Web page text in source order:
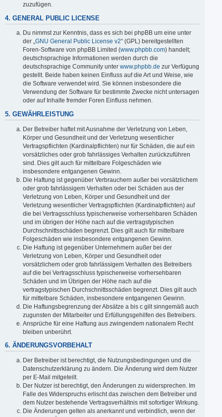
zuzufügen.
4. GENERAL PUBLIC LICENSE
Du nimmst zur Kenntnis, dass es sich bei phpBB um eine unter
der „GNU General Public License v2“ (GPL) bereitgestellten
Foren-Software von phpBB Limited (www.phpbb.com) handelt;
deutschsprachige Informationen werden durch die
deutschsprachige Community unter www.phpbb.de zur Verfügung
gestellt. Beide haben keinen Einfluss auf die Art und Weise, wie
die Software verwendet wird. Sie können insbesondere die
Verwendung der Software für bestimmte Zwecke nicht untersagen
oder auf Inhalte fremder Foren Einfluss nehmen.
5. GEWÄHRLEISTUNG
Der Betreiber haftet mit Ausnahme der Verletzung von Leben,
Körper und Gesundheit und der Verletzung wesentlicher
Vertragspflichten (Kardinalpflichten) nur für Schäden, die auf ein
vorsätzliches oder grob fahrlässiges Verhalten zurückzuführen
sind. Dies gilt auch für mittelbare Folgeschäden wie
insbesondere entgangenen Gewinn.
Die Haftung ist gegenüber Verbrauchern außer bei vorsätzlichem
oder grob fahrlässigem Verhalten oder bei Schäden aus der
Verletzung von Leben, Körper und Gesundheit und der
Verletzung wesentlicher Vertragspflichten (Kardinalpflichten) auf
die bei Vertragsschluss typischerweise vorhersehbaren Schäden
und im übrigen der Höhe nach auf die vertragstypischen
Durchschnittsschäden begrenzt. Dies gilt auch für mittelbare
Folgeschäden wie insbesondere entgangenen Gewinn.
Die Haftung ist gegenüber Unternehmern außer bei der
Verletzung von Leben, Körper und Gesundheit oder
vorsätzlichem oder grob fahrlässigem Verhalten des Betreibers
auf die bei Vertragsschluss typischerweise vorhersehbaren
Schäden und im Übrigen der Höhe nach auf die
vertragstypischen Durchschnittsschäden begrenzt. Dies gilt auch
für mittelbare Schäden, insbesondere entgangenen Gewinn.
Die Haftungsbegrenzung der Absätze a bis c gilt sinngemäß auch
zugunsten der Mitarbeiter und Erfüllungsgehilfen des Betreibers.
Ansprüche für eine Haftung aus zwingendem nationalem Recht
bleiben unberührt.
6. ÄNDERUNGSVORBEHALT
Der Betreiber ist berechtigt, die Nutzungsbedingungen und die
Datenschutzerklärung zu ändern. Die Änderung wird dem Nutzer
per E-Mail mitgeteilt.
Der Nutzer ist berechtigt, den Änderungen zu widersprechen. Im
Falle des Widerspruchs erlischt das zwischen dem Betreiber und
dem Nutzer bestehende Vertragsverhältnis mit sofortiger Wirkung.
Die Änderungen gelten als anerkannt und verbindlich, wenn der